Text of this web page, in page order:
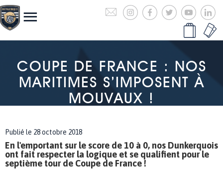
COUPE DE FRANCE : NOS
MARITIMES S’IMPOSENT À
MOUVAUX !
Publié le 28 octobre 2018
En l'emportant sur le score de 10 à 0, nos Dunkerquois
ont fait respecter la logique et se qualifient pour le
septième tour de Coupe de France !